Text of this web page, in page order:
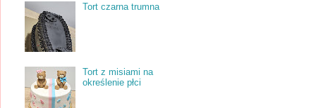
Tort czarna trumna
Tort z misiami na
określenie płci